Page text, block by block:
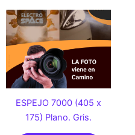
ESPEJO 7000 (405 x
175) Plano. Gris.